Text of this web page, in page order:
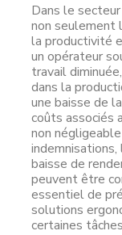
Dans le
non seulement
la productivité
un opérateur
travail
dans la
une baisse de
coûts associés
non
baisse de
peuvent être
essentiel de
solutions
certaines